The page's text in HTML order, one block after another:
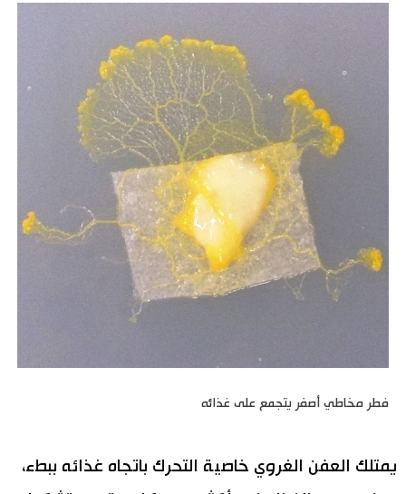
فطر مخاطي أصفر يتجمع على غذائه
يمتلك العفن الغروي خاصية التحرك باتجاه غذائه ببطء،